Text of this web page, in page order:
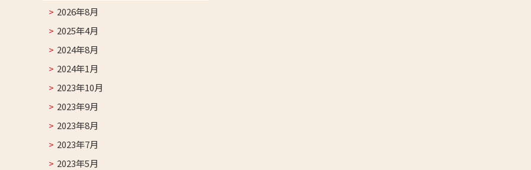
2026年8月
2025年4月
2024年8月
2024年1月
2023年10月
2023年9月
2023年8月
2023年7月
2023年5月